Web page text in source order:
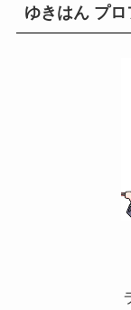
ゆきはん プ